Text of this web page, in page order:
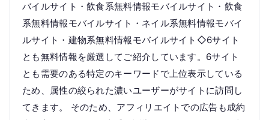
バイルサイト・飲食系無料情報モバイルサイト・飲食
系無料情報モバイルサイト・ネイル系無料情報モバイ
ルサイト・建物系無料情報モバイルサイト◇6サイト
とも無料情報を厳選してご紹介しています。6サイト
とも需要のある特定のキーワードで上位表示している
ため、属性の絞られた濃いユーザーがサイトに訪問し
てきます。 そのため、アフィリエイトでの広告も成約